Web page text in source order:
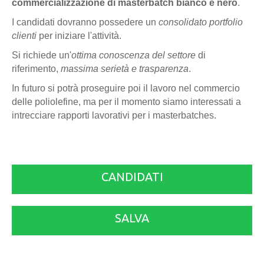
commercializzazione di masterbatch bianco e nero.
I candidati dovranno possedere un consolidato portfolio
clienti per iniziare l'attività.
Si richiede un'ottima conoscenza del settore di
riferimento, massima serietà e trasparenza.
In futuro si potrà proseguire poi il lavoro nel commercio
delle poliolefine, ma per il momento siamo interessati a
intrecciare rapporti lavorativi per i masterbatches.
CANDIDATI
SALVA